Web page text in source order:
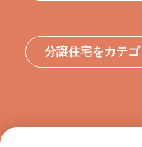
分譲住宅をカテ